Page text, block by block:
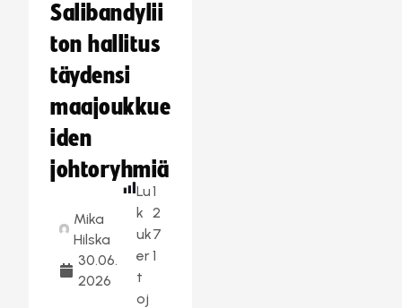
Salibandylii
ton hallitus
täydensi
maajoukkue
iden
johtoryhmiä
Mika
Hilska
30.06.
2026
Lu
k
uk
er
t
oj
1
2
7
1